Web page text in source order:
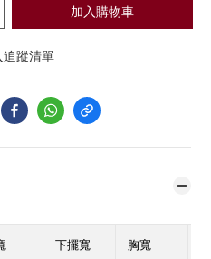
加入購物車
追蹤清單
下擺寬 胸寬